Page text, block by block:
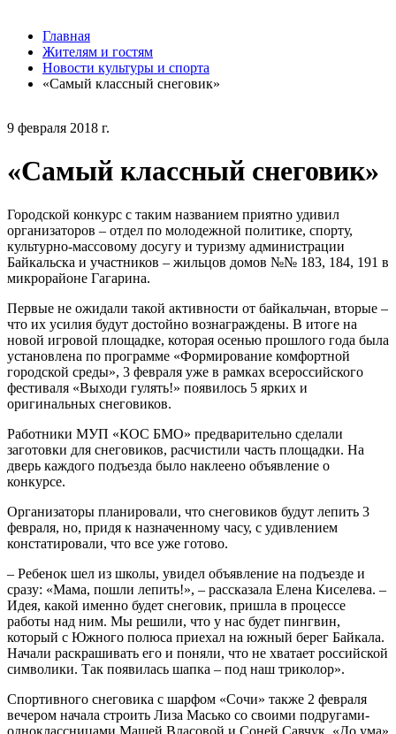
9 февраля 2018 г.
«Самый классный снеговик»
Городской конкурс с таким названием приятно удивил
организаторов – отдел по молодежной политике, спорту,
культурно-массовому досугу и туризму администрации
Байкальска и участников – жильцов домов №№ 183, 184, 191 в
микрорайоне Гагарина.
Первые не ожидали такой активности от байкальчан, вторые –
что их усилия будут достойно вознаграждены. В итоге на
новой игровой площадке, которая осенью прошлого года была
установлена по программе «Формирование комфортной
городской среды», 3 февраля уже в рамках всероссийского
фестиваля «Выходи гулять!» появилось 5 ярких и
оригинальных снеговиков.
Работники МУП «КОС БМО» предварительно сделали
заготовки для снеговиков, расчистили часть площадки. На
дверь каждого подъезда было наклеено объявление о
конкурсе.
Организаторы планировали, что снеговиков будут лепить 3
февраля, но, придя к назначенному часу, с удивлением
констатировали, что все уже готово.
– Ребенок шел из школы, увидел объявление на подъезде и
сразу: «Мама, пошли лепить!», – рассказала Елена Киселева. –
Идея, какой именно будет снеговик, пришла в процессе
работы над ним. Мы решили, что у нас будет пингвин,
который с Южного полюса приехал на южный берег Байкала.
Начали раскрашивать его и поняли, что не хватает российской
символики. Так появилась шапка – под наш триколор».
Спортивного снеговика с шарфом «Сочи» также 2 февраля
вечером начала строить Лиза Масько со своими подругами-
одноклассницами Машей Власовой и Соней Савчук. «До ума»
Главная
Жителям и гостям
Новости культуры и спорта
«Самый классный снеговик»